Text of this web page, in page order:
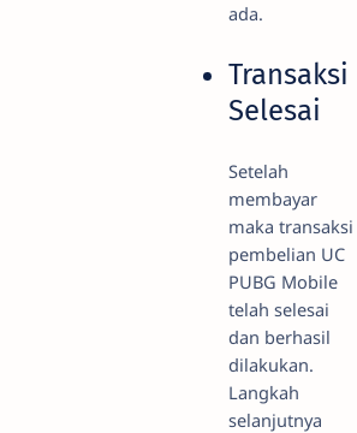
ada.
Transaksi
Selesai
Setelah
membayar
maka transaksi
pembelian UC
PUBG Mobile
telah selesai
dan berhasil
dilakukan.
Langkah
selanjutnya